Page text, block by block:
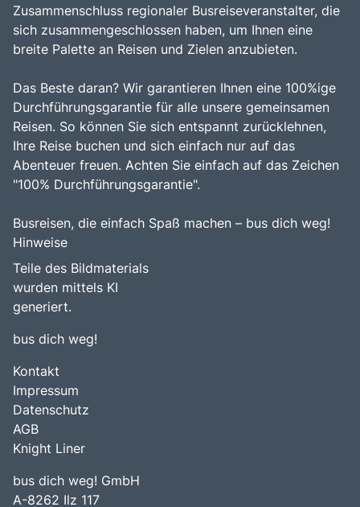
Zusammenschluss regionaler Busreiseveranstalter, die
sich zusammengeschlossen haben, um Ihnen eine
breite Palette an Reisen und Zielen anzubieten.
Das Beste daran? Wir garantieren Ihnen eine 100%ige
Durchführungsgarantie für alle unsere gemeinsamen
Reisen. So können Sie sich entspannt zurücklehnen,
Ihre Reise buchen und sich einfach nur auf das
Abenteuer freuen. Achten Sie einfach auf das Zeichen
"100% Durchführungsgarantie".
Busreisen, die einfach Spaß machen – bus dich weg!
Hinweise
Teile des Bildmaterials
wurden mittels KI
generiert.
bus dich weg!
Kontakt
Impressum
Datenschutz
AGB
Knight Liner
bus dich weg! GmbH
A-8262 Ilz 117